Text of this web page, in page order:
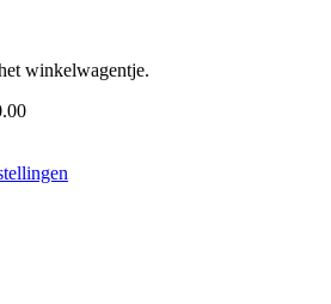
winkelwagentje.